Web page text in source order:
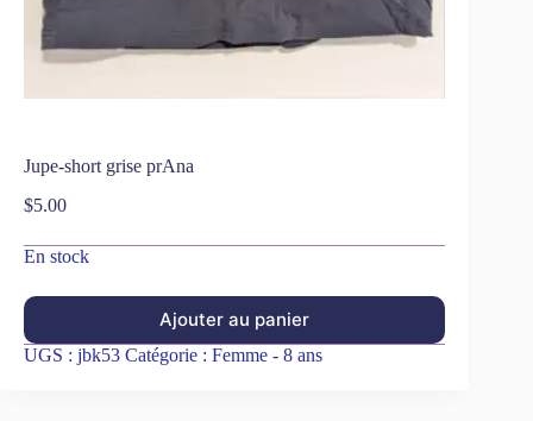
Jupe-short grise prAna
$5.00
En stock
Ajouter au panier
UGS : jbk53 Catégorie : Femme - 8 ans